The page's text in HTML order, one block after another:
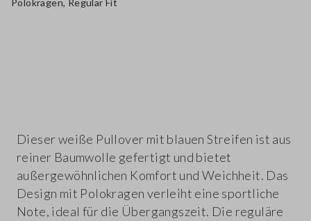
Polokragen, Regular Fit
Dieser weiße Pullover mit blauen Streifen ist aus
reiner Baumwolle gefertigt und bietet
außergewöhnlichen Komfort und Weichheit. Das
Design mit Polokragen verleiht eine sportliche
Note, ideal für die Übergangszeit. Die reguläre